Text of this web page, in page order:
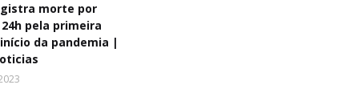
morte por
pela primeira
da pandemia |